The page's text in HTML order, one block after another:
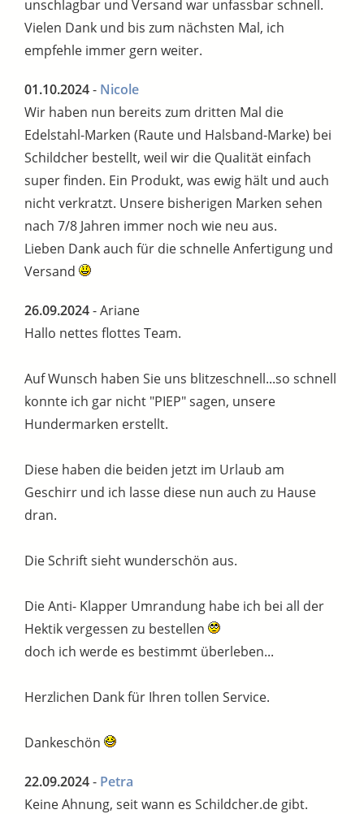
unschlagbar und Versand war unfassbar schnell.
Vielen Dank und bis zum nächsten Mal, ich
empfehle immer gern weiter.
01.10.2024- Nicole
Wir haben nun bereits zum dritten Mal die
Edelstahl-Marken (Raute und Halsband-Marke) bei
Schildcher bestellt, weil wir die Qualität einfach
super finden. Ein Produkt, was ewig hält und auch
nicht verkratzt. Unsere bisherigen Marken sehen
nach 7/8 Jahren immer noch wie neu aus.
Lieben Dank auch für die schnelle Anfertigung und
Versand
26.09.2024- Ariane
Hallo nettes flottes Team.
Auf Wunsch haben Sie uns blitzeschnell...so schnell
konnte ich gar nicht "PIEP" sagen, unsere
Hundermarken erstellt.
Diese haben die beiden jetzt im Urlaub am
Geschirr und ich lasse diese nun auch zu Hause
dran.
Die Schrift sieht wunderschön aus.
Die Anti- Klapper Umrandung habe ich bei all der
Hektik vergessen zu bestellen
doch ich werde es bestimmt überleben...
Herzlichen Dank für Ihren tollen Service.
Dankeschön
22.09.2024- Petra
Keine Ahnung, seit wann es Schildcher.de gibt.